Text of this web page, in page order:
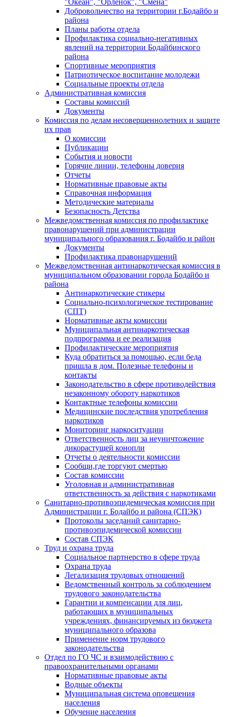
"Океан", "Орленок", "Смена"
Добровольчество на территории г.Бодайбо и
района
Планы работы отдела
Профилактика социально-негативных
явлений на территории Бодайбинского
района
Спортивные мероприятия
Патриотическое воспитание молодежи
Социальные проекты отдела
Административная комиссия
Составы комиссий
Документы
Комиссия по делам несовершеннолетних и защите
их прав
О комиссии
Публикации
События и новости
Горячие линии, телефоны доверия
Отчеты
Нормативные правовые акты
Справочная информация
Методические материалы
Безопасность Детства
Межведомственная комиссия по профилактике
правонарушений при администрации
муниципального образования г. Бодайбо и район
Документы
Профилактика правонарушений
Межведомственная антинаркотическая комиссия в
муниципальном образовании города Бодайбо и
района
Антинаркотические стикеры
Социально-психологическое тестирование
(СПТ)
Нормативные акты комиссии
Муниципальная антинаркотическая
подпрограмма и ее реализация
Профилактические мероприятия
Куда обратиться за помощью, если беда
пришла в дом. Полезные телефоны и
контакты
Законодательство в сфере противодействия
незаконному обороту наркотиков
Контактные телефоны комиссии
Медицинские последствия употребления
наркотиков
Мониторинг наркоситуации
Ответственность лиц за неуничтожение
дикорастущей конопли
Отчеты о деятельности комиссии
Сообщи,где торгуют смертью
Состав комиссии
Уголовная и административная
ответственность за действия с наркотиками
Санитарно-противоэпидемическая комиссия при
Администрации г. Бодайбо и района (СПЭК)
Протоколы заседаний санитарно-
противоэпидемической комиссии
Состав СПЭК
Труд и охрана труда
Социальное партнерство в сфере труда
Охрана труда
Легализация трудовых отношений
Ведомственный контроль за соблюдением
трудового законодательства
Гарантии и компенсации для лиц,
работающих в муниципальных
учреждениях, финансируемых из бюджета
муниципального образова
Применение норм трудового
законодательства
Отдел по ГО ЧС и взаимодействию с
правоохранительными органами
Нормативные правовые акты
Водные объекты
Муниципальная система оповещения
населения
Обучение населения